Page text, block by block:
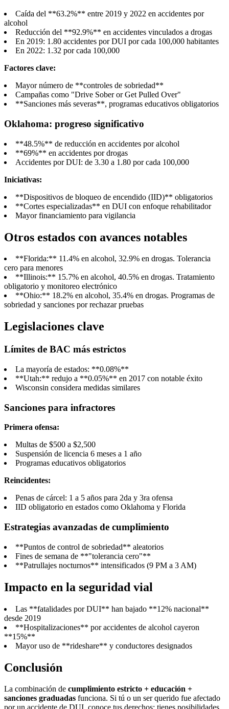
Caída del **63.2%** entre 2019 y 2022 en accidentes por
alcohol
Reducción del **92.9%** en accidentes vinculados a drogas
En 2019: 1.80 accidentes por DUI por cada 100,000 habitantes
En 2022: 1.32 por cada 100,000
Factores clave:
Mayor número de **controles de sobriedad**
Campañas como "Drive Sober or Get Pulled Over"
**Sanciones más severas**, programas educativos obligatorios
Oklahoma: progreso significativo
**48.5%** de reducción en accidentes por alcohol
**69%** en accidentes por drogas
Accidentes por DUI: de 3.30 a 1.80 por cada 100,000
Iniciativas:
**Dispositivos de bloqueo de encendido (IID)** obligatorios
**Cortes especializadas** en DUI con enfoque rehabilitador
Mayor financiamiento para vigilancia
Otros estados con avances notables
**Florida:** 11.4% en alcohol, 32.9% en drogas. Tolerancia
cero para menores
**Illinois:** 15.7% en alcohol, 40.5% en drogas. Tratamiento
obligatorio y monitoreo electrónico
**Ohio:** 18.2% en alcohol, 35.4% en drogas. Programas de
sobriedad y sanciones por rechazar pruebas
Legislaciones clave
Límites de BAC más estrictos
La mayoría de estados: **0.08%**
**Utah:** redujo a **0.05%** en 2017 con notable éxito
Wisconsin considera medidas similares
Sanciones para infractores
Primera ofensa:
Multas de $500 a $2,500
Suspensión de licencia 6 meses a 1 año
Programas educativos obligatorios
Reincidentes:
Penas de cárcel: 1 a 5 años para 2da y 3ra ofensa
IID obligatorio en estados como Oklahoma y Florida
Estrategias avanzadas de cumplimiento
**Puntos de control de sobriedad** aleatorios
Fines de semana de **"tolerancia cero"**
**Patrullajes nocturnos** intensificados (9 PM a 3 AM)
Impacto en la seguridad vial
Las **fatalidades por DUI** han bajado **12% nacional**
desde 2019
**Hospitalizaciones** por accidentes de alcohol cayeron
**15%**
Mayor uso de **rideshare** y conductores designados
Conclusión
La combinación de cumplimiento estricto + educación +
sanciones graduadas funciona. Si tú o un ser querido fue afectado